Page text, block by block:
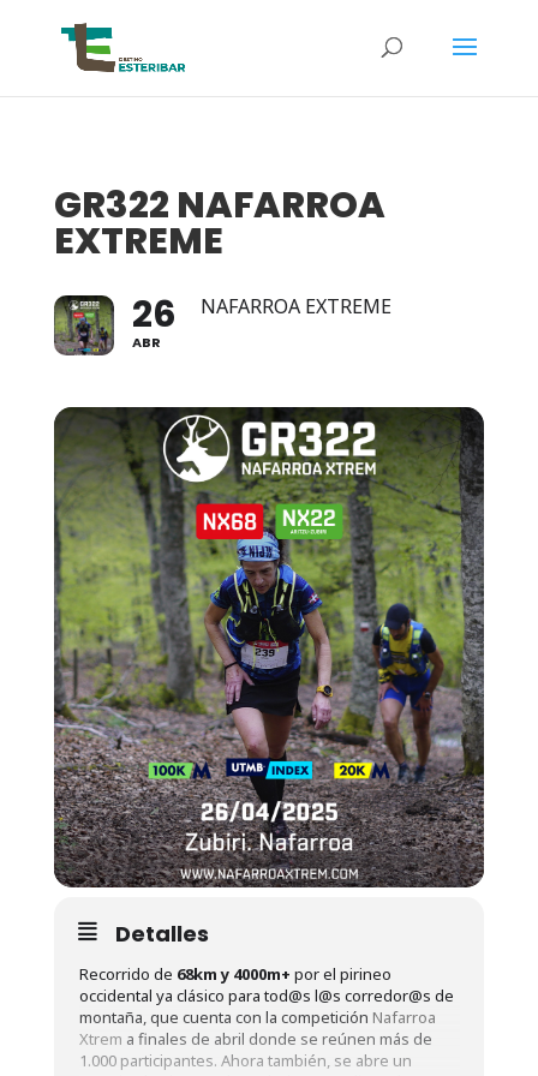
GR322 NAFARROA
EXTREME
26
ABR
NAFARROA EXTREME
Detalles
Recorrido de 68km y 4000m+ por el pirineo
occidental ya clásico para tod@s l@s corredor@s de
montaña, que cuenta con la competición Nafarroa
Xtrem a finales de abril donde se reúnen más de
1.000 participantes. Ahora también, se abre un